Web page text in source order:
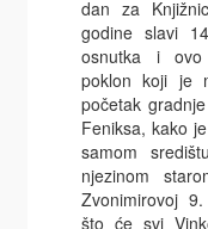
dan za
godine slavi
osnutka i
poklon koji je
početak
Feniksa, kako
samom
njezinom
Zvonimirovoj
što će svi